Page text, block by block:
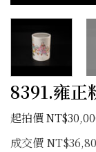
8391.雍正
NT$
成交價